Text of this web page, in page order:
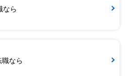
なら
なら